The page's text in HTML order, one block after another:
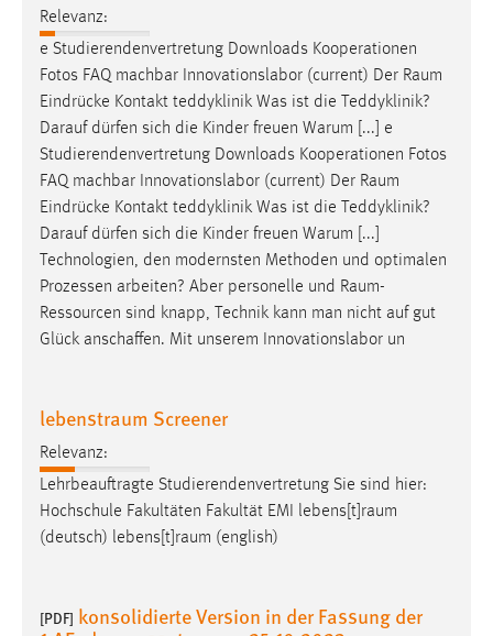
Relevanz:
e Studierendenvertretung Downloads Kooperationen
Fotos FAQ machbar Innovationslabor (current) Der Raum
Eindrücke Kontakt teddyklinik Was ist die Teddyklinik?
Darauf dürfen sich die Kinder freuen Warum [...] e
Studierendenvertretung Downloads Kooperationen Fotos
FAQ machbar Innovationslabor (current) Der Raum
Eindrücke Kontakt teddyklinik Was ist die Teddyklinik?
Darauf dürfen sich die Kinder freuen Warum [...]
Technologien, den modernsten Methoden und optimalen
Prozessen arbeiten? Aber personelle und Raum-
Ressourcen sind knapp, Technik kann man nicht auf gut
Glück anschaffen. Mit unserem Innovationslabor un
lebenstraum Screener
Relevanz:
Lehrbeauftragte Studierendenvertretung Sie sind hier:
Hochschule Fakultäten Fakultät EMI lebens[t]raum
(deutsch) lebens[t]raum (english)
[PDF] konsolidierte Version in der Fassung der